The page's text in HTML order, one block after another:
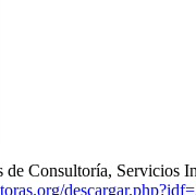
Consultoría, Servicios